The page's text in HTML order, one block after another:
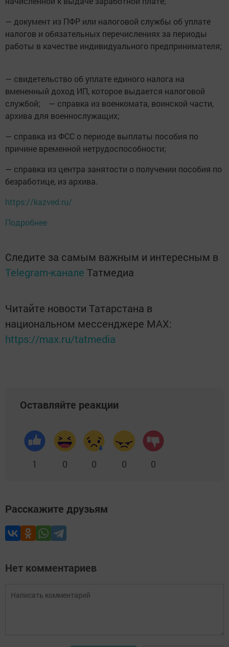
— документ из ПФР или налоговой службы об уплате
налогов и обязательных перечислениях за периоды
работы в качестве индивидуального предпринимателя;
— свидетельство об уплате единого налога на
вмененный доход ИП, которое выдается налоговой
службой; — справка из военкомата, воинской части,
архива для военнослужащих;
— справка из ФСС о периоде выплаты пособия по
причине временной нетрудоспособности;
— справка из центра занятости о получении пособия по
безработице, из архива.
https://kazved.ru/
Подробнее
Следите за самым важным и интересным в
Telegram-канале Татмедиа
Читайте новости Татарстана в
национальном мессенджере MАХ:
https://max.ru/tatmedia
Оставляйте реакции
1 0 0 0 0
Расскажите друзьям
Нет комментариев